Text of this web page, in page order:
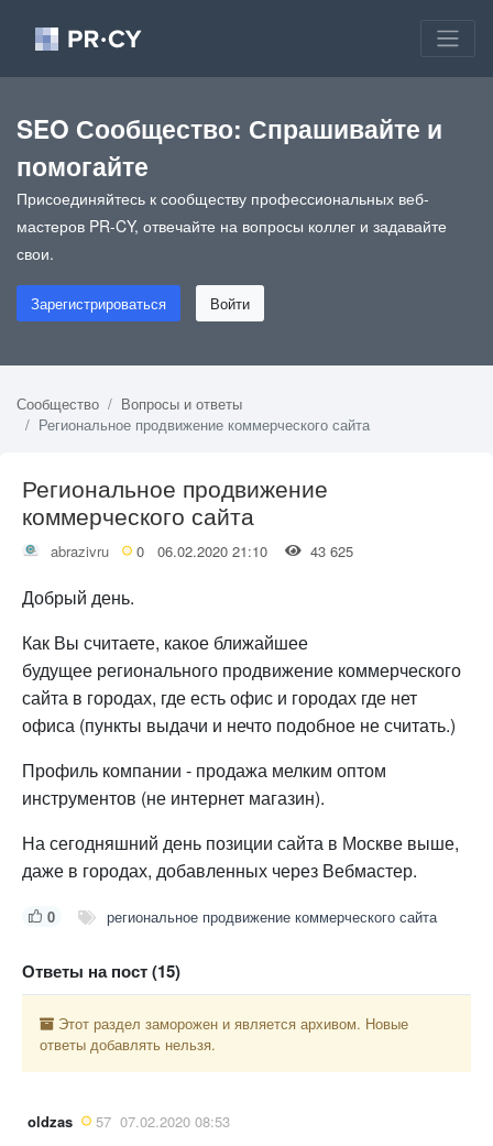
SEO Сообщество: Спрашивайте и
помогайте
Присоединяйтесь к сообществу профессиональных веб-
мастеров PR-CY, отвечайте на вопросы коллег и задавайте
свои.
Зарегистрироваться Войти
Сообщество
Вопросы и ответы
Региональное продвижение коммерческого сайта
Региональное продвижение
коммерческого сайта
abrazivru 0 06.02.2020 21:10 43 625
Добрый день.
Как Вы считаете, какое ближайшее
будущее регионального продвижение коммерческого
сайта в городах, где есть офис и городах где нет
офиса (пункты выдачи и нечто подобное не считать.)
Профиль компании - продажа мелким оптом
инструментов (не интернет магазин).
На сегодняшний день позиции сайта в Москве выше,
даже в городах, добавленных через Вебмастер.
0 региональное продвижение коммерческого сайта
Ответы на пост (15)
Этот раздел заморожен и является архивом. Новые
ответы добавлять нельзя.
oldzas 57 07.02.2020 08:53